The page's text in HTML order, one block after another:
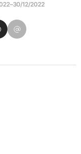
–30/12/2022
su Pinterest
su WhatsApp
Condividi su Email